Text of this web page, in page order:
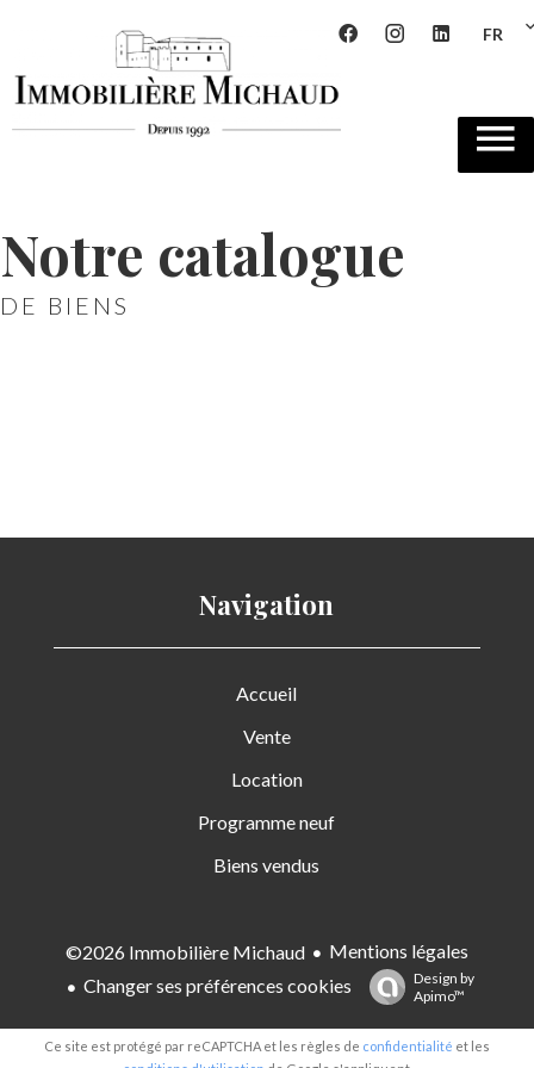
FR
Notre catalogue
DE BIENS
Navigation
Accueil
Vente
Location
Programme neuf
Biens vendus
©2026 Immobilière Michaud
Mentions légales
Changer ses préférences cookies
Design by
Apimo™
Ce site est protégé par reCAPTCHA et les règles de confidentialité et les